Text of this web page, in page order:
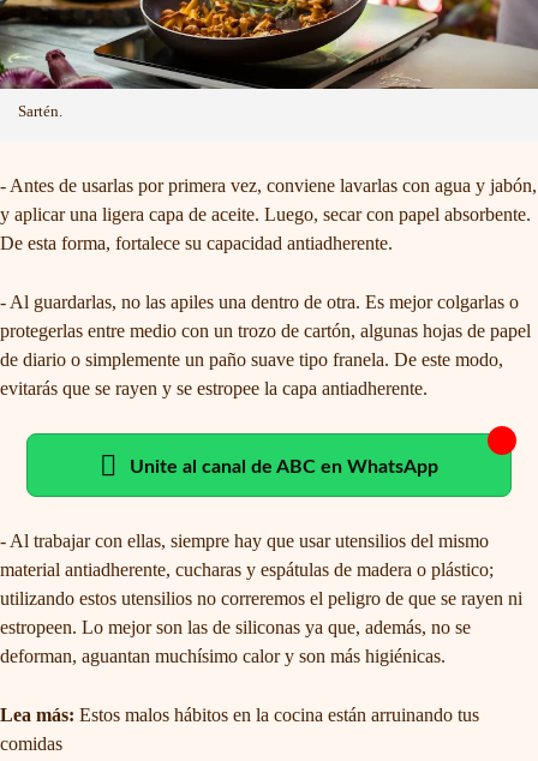
Sartén.
- Antes de usarlas por primera vez, conviene lavarlas con agua y jabón,
y aplicar una ligera capa de aceite. Luego, secar con papel absorbente.
De esta forma, fortalece su capacidad antiadherente.
- Al guardarlas, no las apiles una dentro de otra. Es mejor colgarlas o
protegerlas entre medio con un trozo de cartón, algunas hojas de papel
de diario o simplemente un paño suave tipo franela. De este modo,
evitarás que se rayen y se estropee la capa antiadherente.
Unite al canal de ABC en WhatsApp
- Al trabajar con ellas, siempre hay que usar utensilios del mismo
material antiadherente, cucharas y espátulas de madera o plástico;
utilizando estos utensilios no correremos el peligro de que se rayen ni
estropeen. Lo mejor son las de siliconas ya que, además, no se
deforman, aguantan muchísimo calor y son más higiénicas.
Lea más: Estos malos hábitos en la cocina están arruinando tus
comidas